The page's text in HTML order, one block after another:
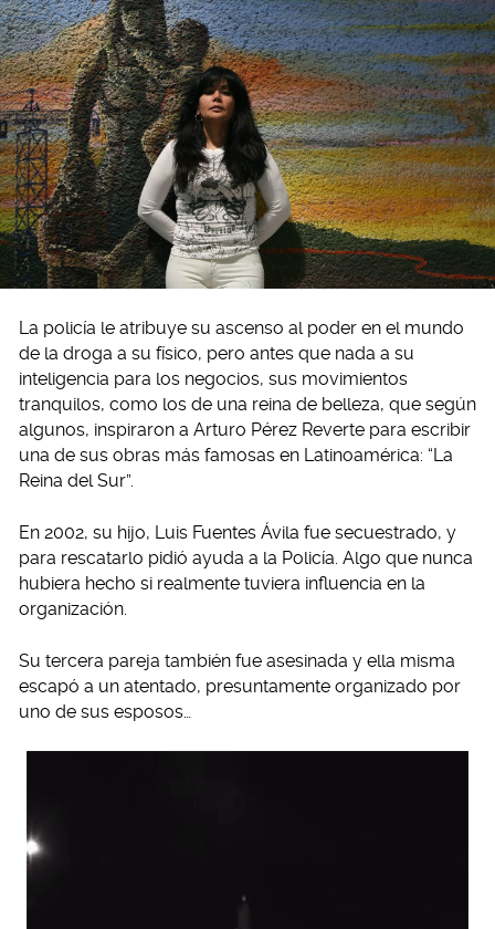
La policía le atribuye su ascenso al poder en el mundo
de la droga a su físico, pero antes que nada a su
inteligencia para los negocios, sus movimientos
tranquilos, como los de una reina de belleza, que según
algunos, inspiraron a Arturo Pérez Reverte para escribir
una de sus obras más famosas en Latinoamérica: “La
Reina del Sur”.
En 2002, su hijo, Luis Fuentes Ávila fue secuestrado, y
para rescatarlo pidió ayuda a la Policía. Algo que nunca
hubiera hecho si realmente tuviera influencia en la
organización.
Su tercera pareja también fue asesinada y ella misma
escapó a un atentado, presuntamente organizado por
uno de sus esposos…